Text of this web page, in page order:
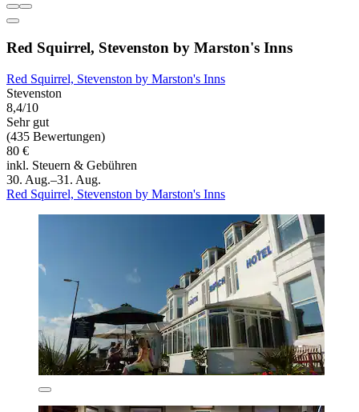
Red Squirrel, Stevenston by Marston's Inns
Red Squirrel, Stevenston by Marston's Inns
Stevenston
8,4/10
Sehr gut
(435 Bewertungen)
80 €
inkl. Steuern & Gebühren
30. Aug.–31. Aug.
Red Squirrel, Stevenston by Marston's Inns